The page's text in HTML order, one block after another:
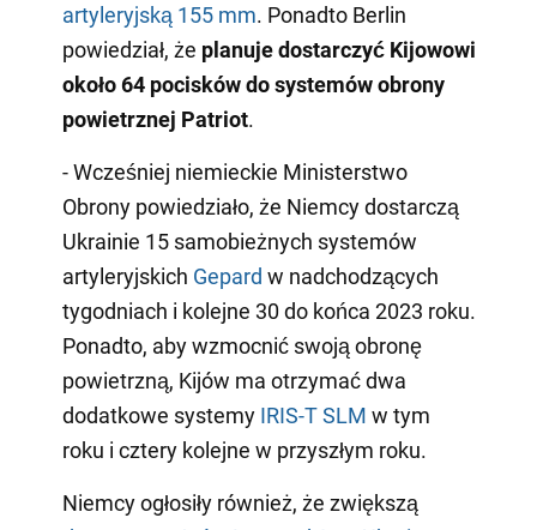
artyleryjską 155 mm. Ponadto Berlin
powiedział, że planuje dostarczyć Kijowowi
około 64 pocisków do systemów obrony
powietrznej Patriot.
- Wcześniej niemieckie Ministerstwo
Obrony powiedziało, że Niemcy dostarczą
Ukrainie 15 samobieżnych systemów
artyleryjskich Gepard w nadchodzących
tygodniach i kolejne 30 do końca 2023 roku.
Ponadto, aby wzmocnić swoją obronę
powietrzną, Kijów ma otrzymać dwa
dodatkowe systemy IRIS-T SLM w tym
roku i cztery kolejne w przyszłym roku.
Niemcy ogłosiły również, że zwiększą